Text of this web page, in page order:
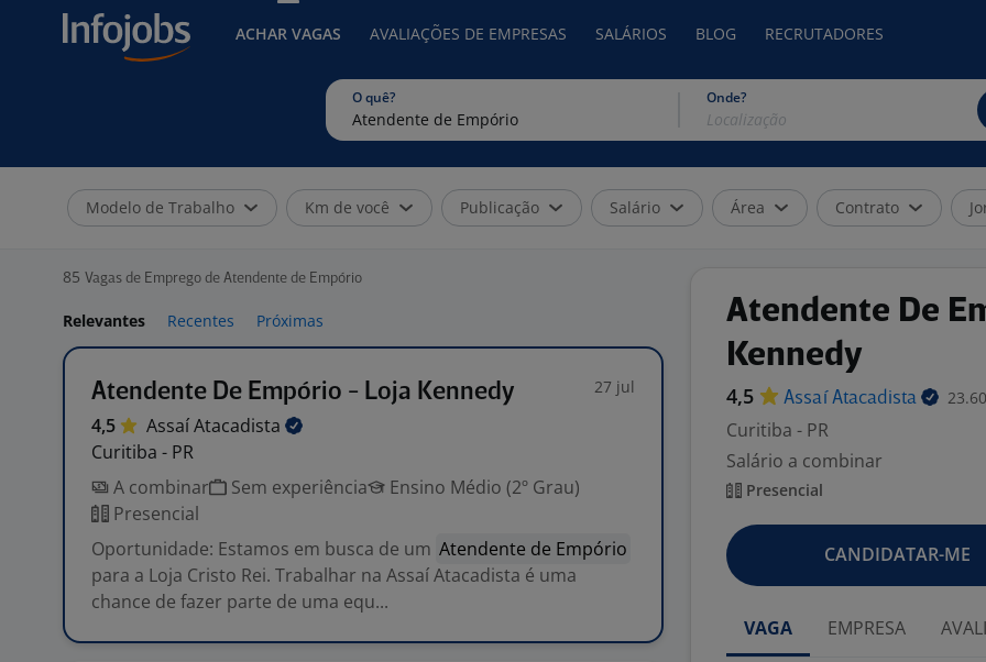
ACHAR VAGAS AVALIAÇÕES DE EMPRESAS SALÁRIOS BLOG RECRUTADORES
O quê? Onde?
Modelo de Trabalho Km de você Publicação Salário Área Contrato
85 Vagas de Emprego de Atendente de Empório
Relevantes Recentes Próximas
Atendente De Empório - Loja Kennedy 27 jul
4,5 AssaíAtacadista
Curitiba - PR
A combinar
Sem experiência
Ensino Médio (2º Grau)
Presencial
Oportunidade: Estamos em busca de um Atendente de Empório
para a Loja Cristo Rei. Trabalhar na Assaí Atacadista é uma
chance de fazer parte de uma equ...
Atendente De
Kennedy
4,5 Assaí Atacadista
Curitiba - PR
Salário a combinar
Presencial
CANDIDATAR-ME
VAGA EMPRESA